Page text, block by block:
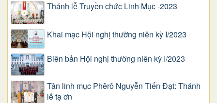
Thánh lễ Truyền chức Linh Mục -2023
Khai mạc Hội nghị thường niên kỳ I/2023
Biên bản Hội nghị thường niên kỳ I/2023
Tân linh mục Phêrô Nguyễn Tiến Đạt: Thánh
lễ tạ ơn